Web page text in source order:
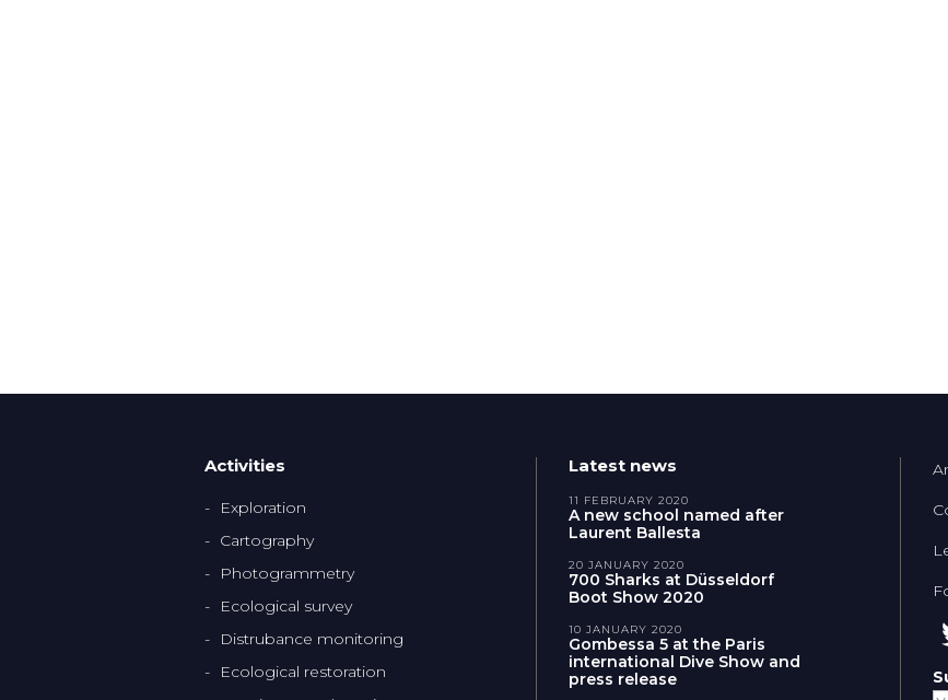
Activities
Exploration
Cartography
Photogrammetry
Ecological survey
Distrubance monitoring
Ecological restoration
Latest news
A new school named after
Laurent Ballesta
11 FEBRUARY 2020
700 Sharks at Düsseldorf
Boot Show 2020
20 JANUARY 2020
Gombessa 5 at the Paris
international Dive Show and
press release
10 JANUARY 2020